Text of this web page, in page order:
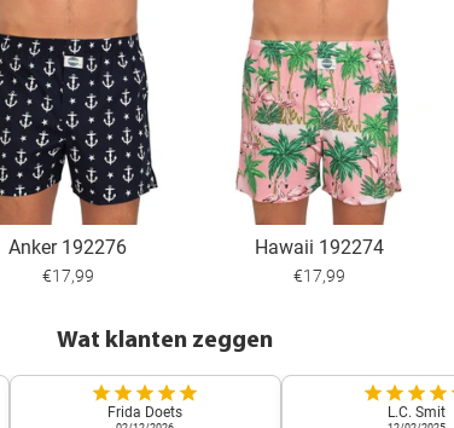
Anker 192276
€17,99
Hawaii 192274
€17,99
Wat klanten zeggen
Frida Doets L.C. Smit